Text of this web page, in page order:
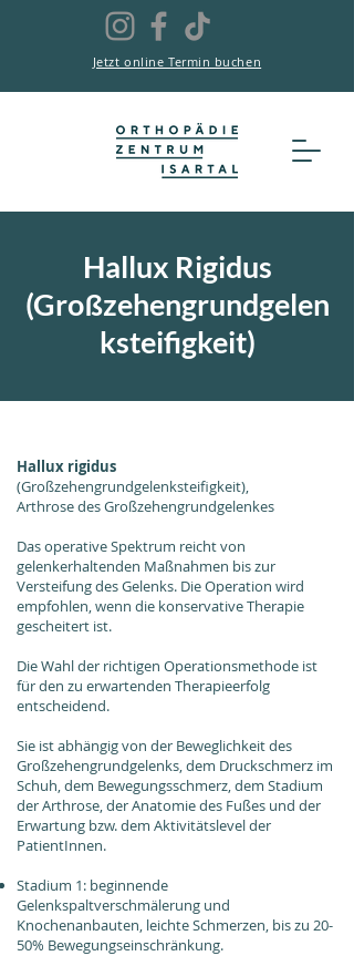
Jetzt online Termin buchen
Hallux Rigidus
(Großzehengrundgelen
ksteifigkeit)
Hallux rigidus
(Großzehengrundgelenksteifigkeit),
Arthrose des Großzehengrundgelenkes
Das operative Spektrum reicht von
gelenkerhaltenden Maßnahmen bis zur
Versteifung des Gelenks. Die Operation wird
empfohlen, wenn die konservative Therapie
gescheitert ist.
Die Wahl der richtigen Operationsmethode ist
für den zu erwartenden Therapieerfolg
entscheidend.
Sie ist abhängig von der Beweglichkeit des
Großzehengrundgelenks, dem Druckschmerz im
Schuh, dem Bewegungsschmerz, dem Stadium
der Arthrose, der Anatomie des Fußes und der
Erwartung bzw. dem Aktivitätslevel der
PatientInnen.
Stadium 1: beginnende
Gelenkspaltverschmälerung und
Knochenanbauten, leichte Schmerzen, bis zu 20-
50% Bewegungseinschränkung.